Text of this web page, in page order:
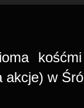
akcje) w